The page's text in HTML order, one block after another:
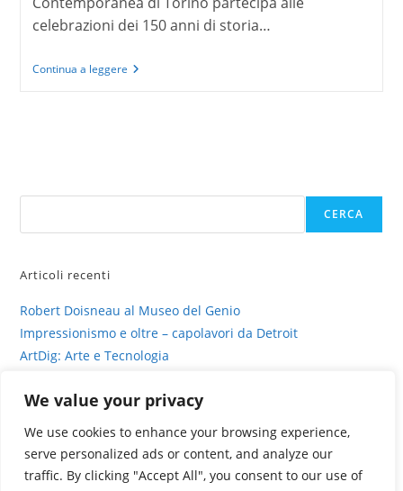
We value your privacy
We use cookies to enhance your browsing experience,
serve personalized ads or content, and analyze our
traffic. By clicking "Accept All", you consent to our use of
celebrazioni dei 150 anni di storia…
Continua a leggereBerthe
CERCA
Articoli recenti
Robert Doisneau al Museo del Genio
Impressionismo e oltre – capolavori da Detroit
ArtDig: Arte e Tecnologia
La fotografia viva di Valentina Murabito